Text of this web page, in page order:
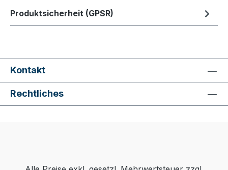
Produktsicherheit (GPSR)
Kontakt
Rechtliches